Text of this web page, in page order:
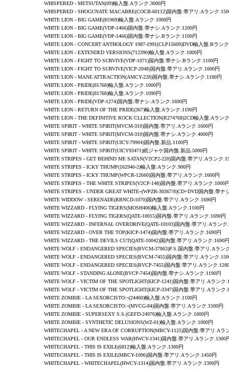
WHISPERED - METSUTAN(09)輸入盤.Aランク.3000円
WHISPERED - SHOGUNATE MACABRE(COCB-60112)国内盤.帯アリ.Aランク
WHITE LION - BIG GAME(81969)輸入盤.Aランク.1000円
WHITE LION - BIG GAME(VDP-1466)国内盤.帯ナシ.Aランク.1200円
WHITE LION - BIG GAME(VDP-1466)国内盤.帯ナシ.Bランク.1100円
WHITE LION - CONCERT ANTHOLOGY 1987-1991(CLP15609)DVD輸入盤.Bラン
WHITE LION - EXTENDED VERSIONS(712390)輸入盤.Aランク.1000円
WHITE LION - FIGHT TO SURVIVE(VDP-1071)国内盤.帯ナシ.Bランク.1100円
WHITE LION - FIGHT TO SURVIVE(VICP-2048)国内盤.帯アリ.Aランク.1600円
WHITE LION - MANE ATTRACTION(AMCY-228)国内盤.帯ナシ.Aランク.1180円
WHITE LION - PRIDE(81768)輸入盤.Aランク.1000円
WHITE LION - PRIDE(81768)輸入盤.Aランク.1090円
WHITE LION - PRIDE(VDP-1274)国内盤.帯ナシ.Aランク.1690円
WHITE LION - RETURN OF THE PRIDE(367)輸入盤.Aランク.1190円
WHITE LION - THE DEFINITIVE ROCK CLLECTION(R274768)2CD輸入盤.Aラン
WHITE SPIRIT - WHITE SPIRIT(MVCM-310)国内盤.帯アリ.Aランク.1600円
WHITE SPIRIT - WHITE SPIRIT(MVCM-310)国内盤.帯ナシ.Aランク.4000円
WHITE SPIRIT - WHITE SPIRIT(UICY-79904)国内盤.新品.1100円
WHITE SPIRIT - WHITE SPIRIT(UICY93471)紙ジャケ国内盤.新品.5000円
WHITE STRIPES - GET BEHIND ME SATAN(V2CP2-220)国内盤.帯アリ.Aランク
WHITE STRIPES - ICKY THUMP(162940-2)輸入盤.Aランク.900円
WHITE STRIPES - ICKY THUMP(WPCR-12660)国内盤.帯アリ.Aランク.1600円
WHITE STRIPES - THE WHITE STRIPES(V2CP-148)国内盤.帯アリ.Aランク.1000
WHITE STRIPES - UNDER GREAT WHITE~(WPZR-30367/8)CD+DVD国内盤.帯ナ
WHITE WIDDOW- SERENADE(RBNCD-1070)国内盤.帯アリ.Aランク.1690円
WHITE WIZZARD - FLYING TIGERS(MOSH406)輸入盤.Aランク.1100円
WHITE WIZZARD - FLYING TIGERS(QATE-10015)国内盤.帯アリ.Aランク.1690円
WHITE WIZZARD - INFERNAL OVERDRIVE(QATE-10103)国内盤.帯アリ.Aランク
WHITE WIZZARD - OVER THE TOP(KICP-1474)国内盤.帯アリ.Aランク.1690円
WHITE WIZZARD - THE DEVILS CUT(QATE-10042)国内盤.帯アリ.Aランク.1690円
WHITE WOLF - ENDANGERED SPECIES(BVCM-37863)P.S.国内盤.帯アリ.Aラン
WHITE WOLF - ENDANGERED SPECIES(BVCM-7455)国内盤.帯アリ.Aランク
WHITE WOLF - ENDANGERED SPECIES(BVCP-7455)国内盤.帯アリ.Aランク
WHITE WOLF - STANDING ALONE(BVCP-7454)国内盤.帯ナシ.Aランク.1190円
WHITE WOLF - VICTIM OF THE SPOTLIGHT(KICP-1241)国内盤.帯アリ.Aランク
WHITE WOLF - VICTIM OF THE SPOTLIGHT(KICP-3347)国内盤.帯アリ.Aランク
WHITE ZOMBIE - LA SEXORCISTO:~(24460)輸入盤.Aランク.1100円
WHITE ZOMBIE - LA SEXORCISTO:~(MVCG-84)国内盤.帯アリ.Aランク.1500円
WHITE ZOMBIE - SUPERSEXY S.S. (GEFD-24976)輸入盤.Aランク.1000円
WHITE ZOMBIE - SYNTHETIC DELUSIONS(WZ-01)輸入盤.Aランク.1000円
WHITECHAPEL - A NEW ERA OF CORRUPTION(MBCY-1125)国内盤.帯アリ.Aラ
WHITECHAPEL - OUR ENDLESS WAR(HWCY-1341)国内盤.帯アリ.Aランク.1300
WHITECHAPEL - THIS IS EXILE(6812)輸入盤.Aランク.1300円
WHITECHAPEL - THIS IS EXILE(MBCY-1096)国内盤.帯アリ.Aランク.1450円
WHITECHAPEL - WHITECHAPEL(HWCY-1314)国内盤.帯アリ.Aランク.1300円